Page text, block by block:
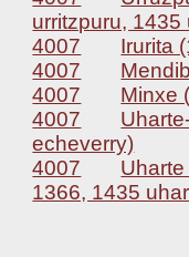
urritzpuru, 1435
4007
Irurita
4007
4007
Minxe
4007
echeverry)
4007
1366, 1435